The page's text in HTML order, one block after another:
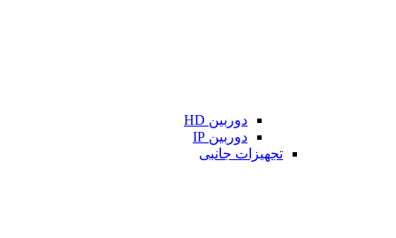
دوربین HD
دوربین IP
تجهیزات جانبی